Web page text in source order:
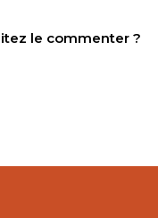
le commenter ?